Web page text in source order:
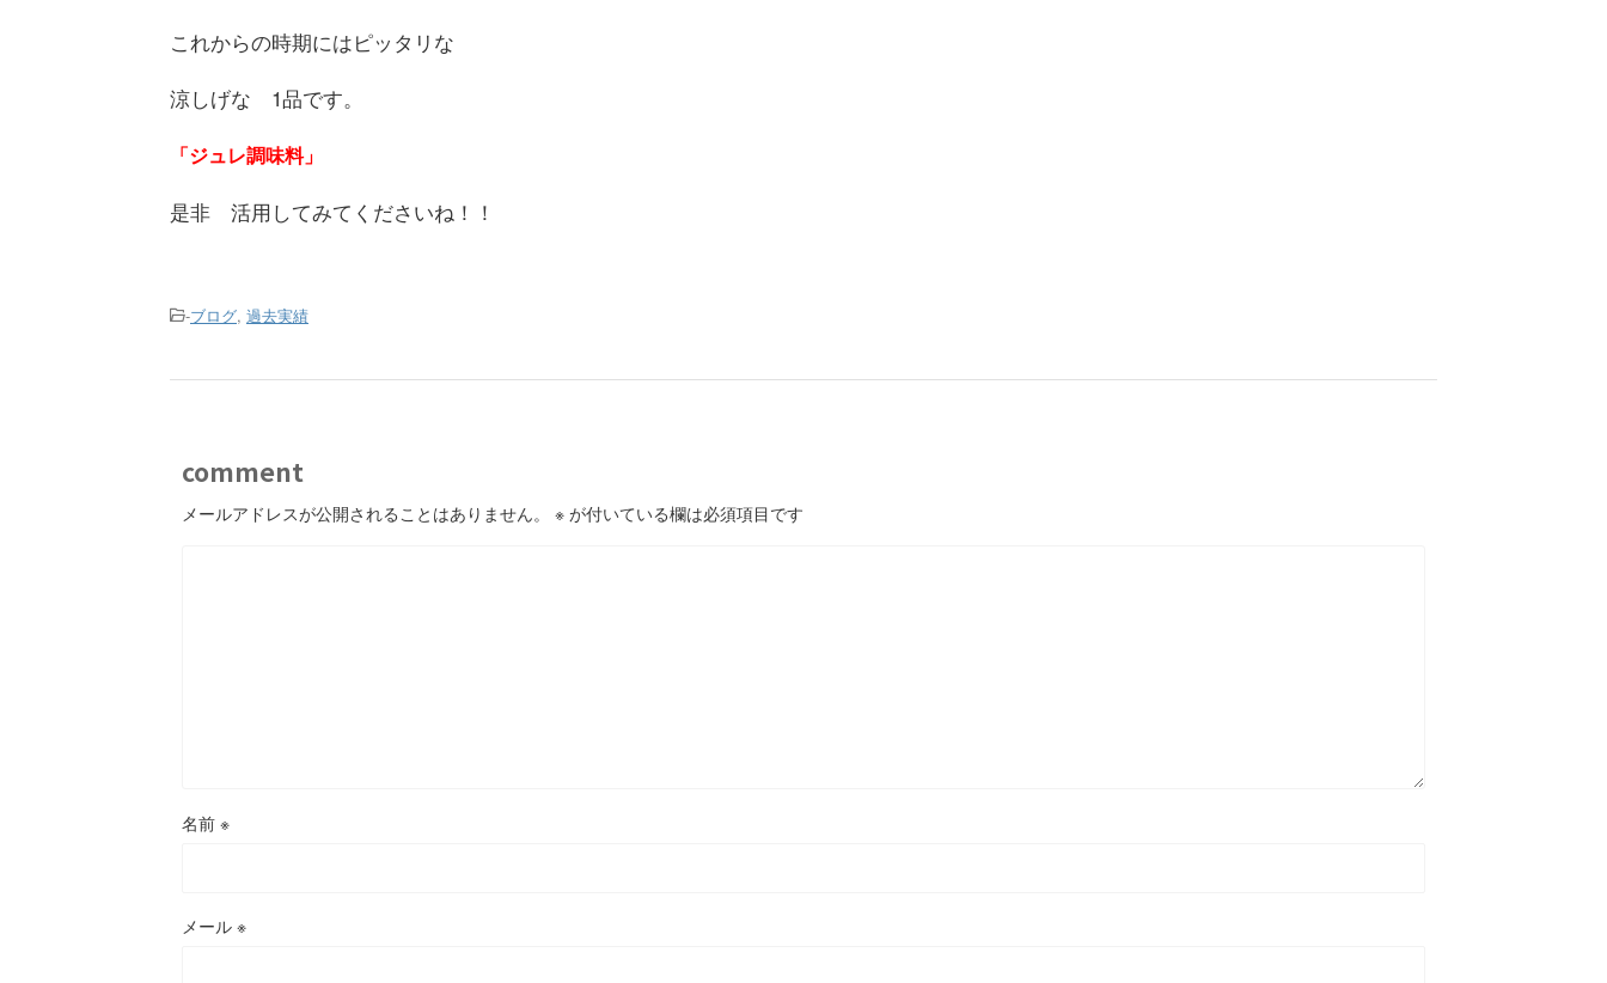
これからの時期にはピッタリな
涼しげな 1品です。
「ジュレ調味料」
是非 活用してみてくださいね！！
-ブログ, 過去実績
comment
メールアドレスが公開されることはありません。 ※ が付いている欄は必須項目です
名前 ※
メール ※